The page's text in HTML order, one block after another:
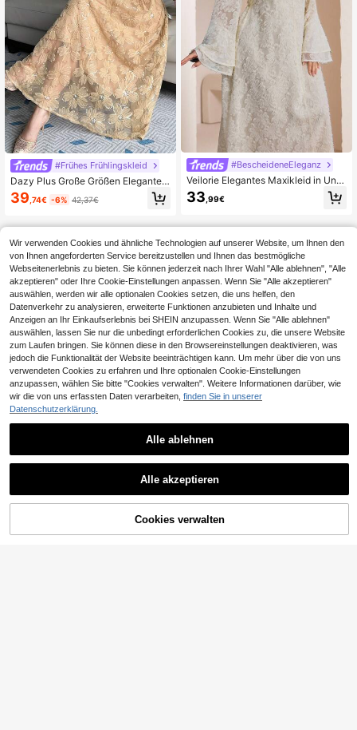
#Frühes Frühlingskleid
Dazy Plus Große Größen Elegantes
Spitzen-Paillettenkleid mit Blumens
tickerei für Damen, Frühlings-/Som
39 ,74€ -6% 42,37€
#BescheideneEleganz
Veilorie Elegantes Maxikleid in Unif
arbe mit V-Ausschnitt und Langarm,
Große Größen
33 ,99€
ZUM WARENKORB HINZUFÜGEN
Wir verwenden Cookies und ähnliche Technologien auf unserer Website, um Ihnen den
von Ihnen angeforderten Service bereitzustellen und Ihnen das bestmögliche
Webseitenerlebnis zu bieten. Sie können jederzeit nach Ihrer Wahl "Alle ablehnen", "Alle
akzeptieren" oder Ihre Cookie-Einstellungen anpassen. Wenn Sie "Alle akzeptieren"
auswählen, werden wir alle optionalen Cookies setzen, die uns helfen, den
Datenverkehr zu analysieren, erweiterte Funktionen anzubieten und Inhalte und
Anzeigen an Ihr Einkaufserlebnis bei SHEIN anzupassen. Wenn Sie "Alle ablehnen"
auswählen, lassen Sie nur die unbedingt erforderlichen Cookies zu, die unsere Website
zum Laufen bringen. Sie können diese in den Browsereinstellungen deaktivieren, was
jedoch die Funktionalität der Website beeinträchtigen kann. Um mehr über die von uns
verwendeten Cookies zu erfahren und Ihre optionalen Cookie-Einstellungen
anzupassen, wählen Sie bitte "Cookies verwalten". Weitere Informationen darüber, wie
wir die von uns erfassten Daten verarbeiten, finden Sie in unserer
Datenschutzerklärung.
Alle ablehnen
Alle akzeptieren
Cookies verwalten